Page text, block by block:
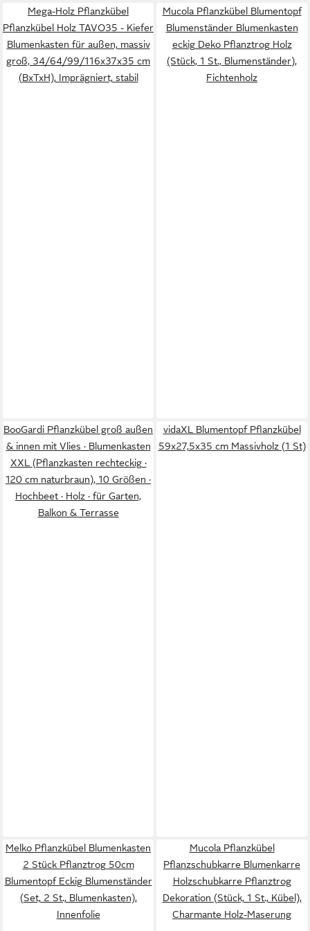
Mega-Holz Pflanzkübel
Pflanzkübel Holz TAVO35 - Kiefer
Blumenkasten für außen, massiv
groß, 34/64/99/116x37x35 cm
(BxTxH), Imprägniert, stabil
Mucola Pflanzkübel Blumentopf
Blumenständer Blumenkasten
eckig Deko Pflanztrog Holz
(Stück, 1 St., Blumenständer),
Fichtenholz
BooGardi Pflanzkübel groß außen
& innen mit Vlies · Blumenkasten
XXL (Pflanzkasten rechteckig ·
120 cm naturbraun), 10 Größen ·
Hochbeet · Holz · für Garten,
Balkon & Terrasse
vidaXL Blumentopf Pflanzkübel
59x27,5x35 cm Massivholz (1 St)
Melko Pflanzkübel Blumenkasten
2 Stück Pflanztrog 50cm
Blumentopf Eckig Blumenständer
(Set, 2 St., Blumenkasten),
Innenfolie
Mucola Pflanzkübel
Pflanzschubkarre Blumenkarre
Holzschubkarre Pflanztrog
Dekoration (Stück, 1 St., Kübel),
Charmante Holz-Maserung